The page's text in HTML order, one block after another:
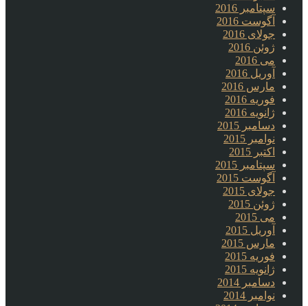
سپتامبر 2016
آگوست 2016
جولای 2016
ژوئن 2016
می 2016
آوریل 2016
مارس 2016
فوریه 2016
ژانویه 2016
دسامبر 2015
نوامبر 2015
اکتبر 2015
سپتامبر 2015
آگوست 2015
جولای 2015
ژوئن 2015
می 2015
آوریل 2015
مارس 2015
فوریه 2015
ژانویه 2015
دسامبر 2014
نوامبر 2014